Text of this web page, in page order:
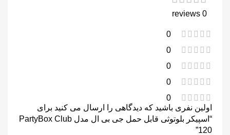
0 reviews
0
0
0
0
0
اولین نفری باشید که دیدگاهی را ارسال می کنید برای
“اسپیکر بلوتوثی قابل حمل جی بی ال مدل PartyBox Club
120”